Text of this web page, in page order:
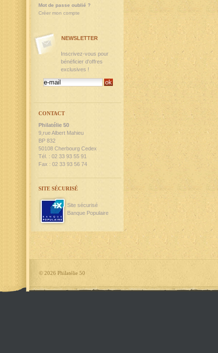
Mot de passe oublié ?
Créer mon compte
NEWSLETTER
Inscrivez-vous pour
bénéficier d'offres
exclusives !
CONTACT
Philatélie 50
9,rue Albert Mahieu
BP 832
50108 Cherbourg Cedex
Tél. : 02 33 93 55 91
Fax : 02 33 93 56 74
SITE SÉCURISÉ
Site sécurisé
Banque Populaire
© 2026 Philatélie 50